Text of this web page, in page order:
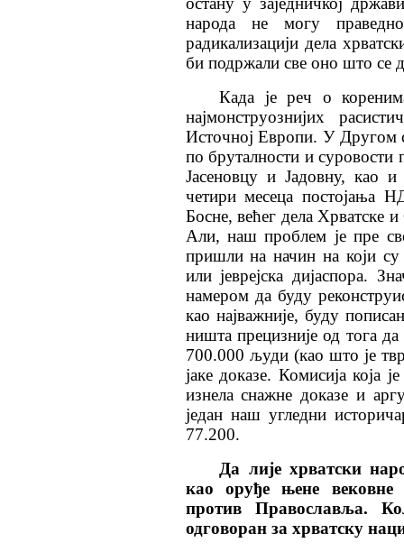
народа не могу
радикализацији дела
би подржали све оно што се
Када је реч о
најмонструознијих
Источној Европи. У Другом
по бруталности и
Јасеновцу и Јадовну, као
четири месеца постојања
Босне, већег дела Хрватске
Али, наш проблем је пре
пришли на начин на који
или јеврејска дијаспора.
намером да буду
као најважније, буду
ништа прецизније од тога
700.000 људи (као што је
јаке доказе. Комисија која
изнела снажне доказе и
један наш угледни
77.200.
Да лије хрватски
као оруђе њене вековне
против Православља.
одговоран за хрватску